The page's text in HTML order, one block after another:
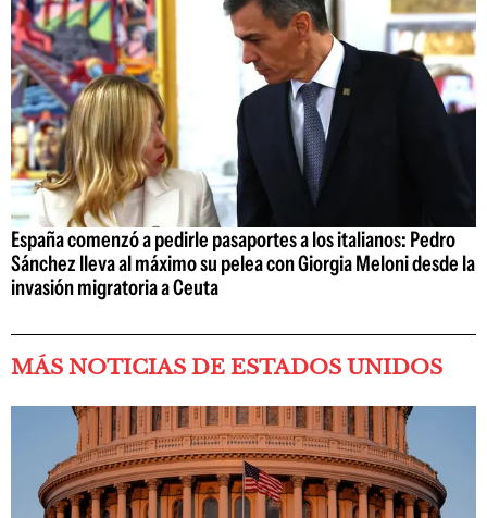
España comenzó a pedirle pasaportes a los italianos: Pedro
Sánchez lleva al máximo su pelea con Giorgia Meloni desde la
invasión migratoria a Ceuta
MÁS NOTICIAS DE ESTADOS UNIDOS